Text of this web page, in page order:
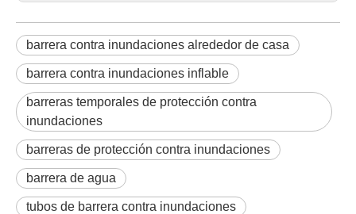
barrera contra inundaciones alrededor de casa
barrera contra inundaciones inflable
barreras temporales de protección contra
inundaciones
barreras de protección contra inundaciones
barrera de agua
tubos de barrera contra inundaciones